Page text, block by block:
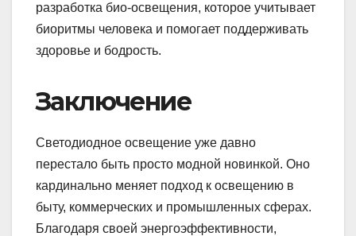
разработка био-освещения, которое учитывает
биоритмы человека и помогает поддерживать
здоровье и бодрость.
Заключение
Светодиодное освещение уже давно
перестало быть просто модной новинкой. Оно
кардинально меняет подход к освещению в
быту, коммерческих и промышленных сферах.
Благодаря своей энергоэффективности,